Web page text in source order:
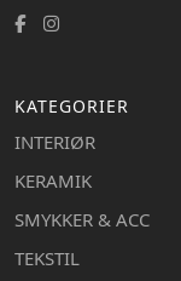
KATEGORIER
INTERIØR
KERAMIK
SMYKKER & ACC
TEKSTIL